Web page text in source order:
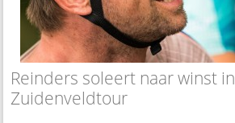
Reinders soleert naar winst in
Zuidenveldtour